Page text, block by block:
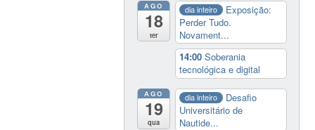
AGO
18
ter
dia inteiro
Exposição:
Perder Tudo.
Novament...
14:00Soberania
tecnológica e digital
AGO
19
qua
dia inteiro
Desafio
Universitário de
Nautide...